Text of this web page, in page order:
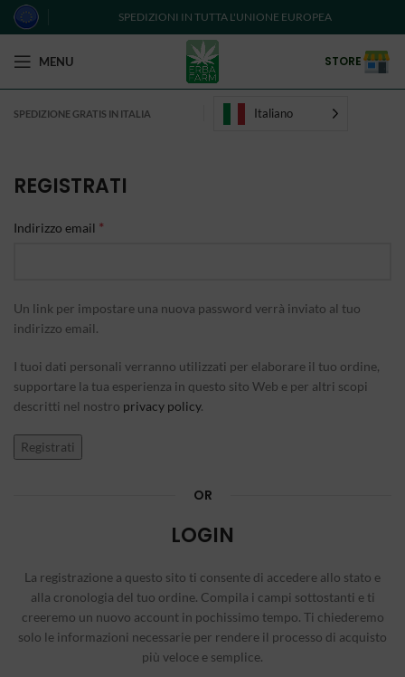
SPEDIZIONI IN TUTTA L'UNIONE EUROPEA
MENU STORE
SPEDIZIONE GRATIS IN ITALIA Italiano
REGISTRATI
Indirizzo email *
Un link per impostare una nuova password verrà inviato al tuo
indirizzo email.
I tuoi dati personali verranno utilizzati per elaborare il tuo ordine,
supportare la tua esperienza in questo sito Web e per altri scopi
descritti nel nostro privacy policy.
Registrati
OR
LOGIN
La registrazione a questo sito ti consente di accedere allo stato e
alla cronologia del tuo ordine. Compila i campi sottostanti e ti
creeremo un nuovo account in pochissimo tempo. Ti chiederemo
solo le informazioni necessarie per rendere il processo di acquisto
più veloce e semplice.